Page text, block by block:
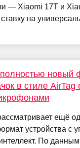
— Xiaomi 17T и
на
полностью новый
в стиле
ещё
устройства с
По